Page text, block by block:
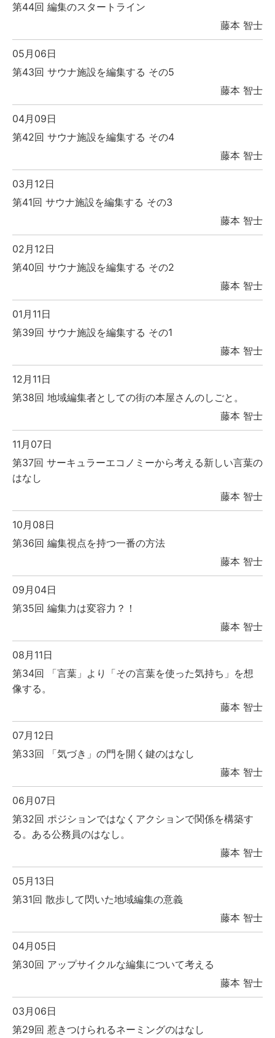
第44回 編集のスタートライン
藤本 智士
05月06日
第43回 サウナ施設を編集する その5
藤本 智士
04月09日
第42回 サウナ施設を編集する その4
藤本 智士
03月12日
第41回 サウナ施設を編集する その3
藤本 智士
02月12日
第40回 サウナ施設を編集する その2
藤本 智士
01月11日
第39回 サウナ施設を編集する その1
藤本 智士
12月11日
第38回 地域編集者としての街の本屋さんのしごと。
藤本 智士
11月07日
第37回 サーキュラーエコノミーから考える新しい言葉の
はなし
藤本 智士
10月08日
第36回 編集視点を持つ一番の方法
藤本 智士
09月04日
第35回 編集力は変容力？！
藤本 智士
08月11日
第34回 「言葉」より「その言葉を使った気持ち」を想
像する。
藤本 智士
07月12日
第33回 「気づき」の門を開く鍵のはなし
藤本 智士
06月07日
第32回 ポジションではなくアクションで関係を構築す
る。ある公務員のはなし。
藤本 智士
05月13日
第31回 散歩して閃いた地域編集の意義
藤本 智士
04月05日
第30回 アップサイクルな編集について考える
藤本 智士
03月06日
第29回 惹きつけられるネーミングのはなし